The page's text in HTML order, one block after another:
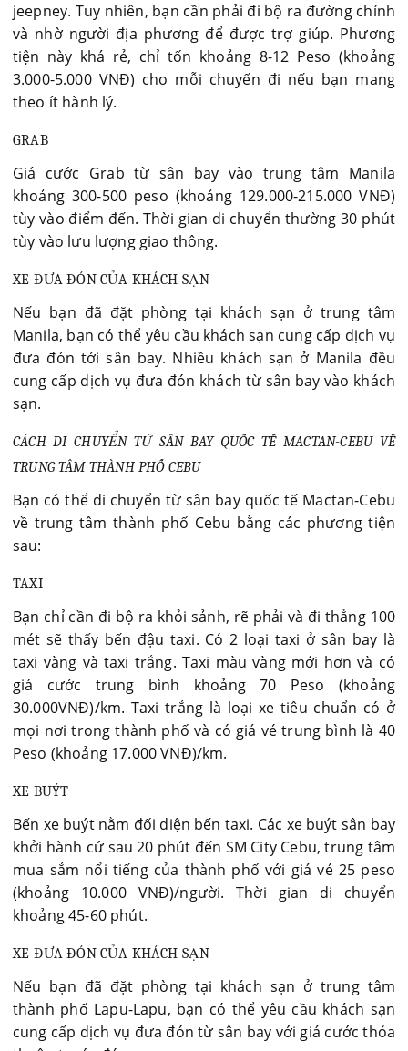
jeepney. Tuy nhiên, bạn cần phải đi bộ ra đường chính
và nhờ người địa phương để được trợ giúp. Phương
tiện này khá rẻ, chỉ tốn khoảng 8-12 Peso (khoảng
3.000-5.000 VNĐ) cho mỗi chuyến đi nếu bạn mang
theo ít hành lý.
GRAB
Giá cước Grab từ sân bay vào trung tâm Manila
khoảng 300-500 peso (khoảng 129.000-215.000 VNĐ)
tùy vào điểm đến. Thời gian di chuyển thường 30 phút
tùy vào lưu lượng giao thông.
XE ĐƯA ĐÓN CỦA KHÁCH SẠN
Nếu bạn đã đặt phòng tại khách sạn ở trung tâm
Manila, bạn có thể yêu cầu khách sạn cung cấp dịch vụ
đưa đón tới sân bay. Nhiều khách sạn ở Manila đều
cung cấp dịch vụ đưa đón khách từ sân bay vào khách
sạn.
CÁCH DI CHUYỂN TỪ SÂN BAY QUỐC TẾ MACTAN-CEBU VỀ
TRUNG TÂM THÀNH PHỐ CEBU
Bạn có thể di chuyển từ sân bay quốc tế Mactan-Cebu
về trung tâm thành phố Cebu bằng các phương tiện
sau:
TAXI
Bạn chỉ cần đi bộ ra khỏi sảnh, rẽ phải và đi thẳng 100
mét sẽ thấy bến đậu taxi. Có 2 loại taxi ở sân bay là
taxi vàng và taxi trắng. Taxi màu vàng mới hơn và có
giá cước trung bình khoảng 70 Peso (khoảng
30.000VNĐ)/km. Taxi trắng là loại xe tiêu chuẩn có ở
mọi nơi trong thành phố và có giá vé trung bình là 40
Peso (khoảng 17.000 VNĐ)/km.
XE BUÝT
Bến xe buýt nằm đối diện bến taxi. Các xe buýt sân bay
khởi hành cứ sau 20 phút đến SM City Cebu, trung tâm
mua sắm nổi tiếng của thành phố với giá vé 25 peso
(khoảng 10.000 VNĐ)/người. Thời gian di chuyển
khoảng 45-60 phút.
XE ĐƯA ĐÓN CỦA KHÁCH SẠN
Nếu bạn đã đặt phòng tại khách sạn ở trung tâm
thành phố Lapu-Lapu, bạn có thể yêu cầu khách sạn
cung cấp dịch vụ đưa đón từ sân bay với giá cước thỏa